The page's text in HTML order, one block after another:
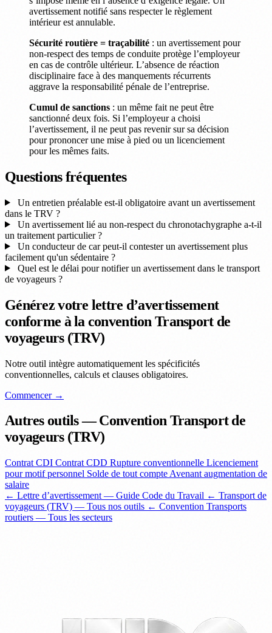
avertissement notifié sans respecter le règlement
intérieur est annulable.
Sécurité routière = traçabilité : un avertissement pour
non-respect des temps de conduite protège l’employeur
en cas de contrôle ultérieur. L’absence de réaction
disciplinaire face à des manquements récurrents
aggrave la responsabilité pénale de l’entreprise.
Cumul de sanctions : un même fait ne peut être
sanctionné deux fois. Si l’employeur a choisi
l’avertissement, il ne peut pas revenir sur sa décision
pour prononcer une mise à pied ou un licenciement
pour les mêmes faits.
Questions fréquentes
Un entretien préalable est-il obligatoire avant un avertissement
dans le TRV ?
Un avertissement lié au non-respect du chronotachygraphe a-t-il
un traitement particulier ?
Un conducteur de car peut-il contester un avertissement plus
facilement qu'un sédentaire ?
Quel est le délai pour notifier un avertissement dans le transport
de voyageurs ?
Générez votre lettre d’avertissement
conforme à la convention Transport de
voyageurs (TRV)
Notre outil intègre automatiquement les spécificités
conventionnelles, calculs et clauses obligatoires.
Commencer →
Autres outils — Convention Transport de
voyageurs (TRV)
Contrat CDI Contrat CDD Rupture conventionnelle Licenciement
pour motif personnel Solde de tout compte Avenant augmentation de
salaire
← Lettre d’avertissement — Guide Code du Travail ← Transport de
voyageurs (TRV) — Tous nos outils ← Convention Transports
routiers — Tous les secteurs